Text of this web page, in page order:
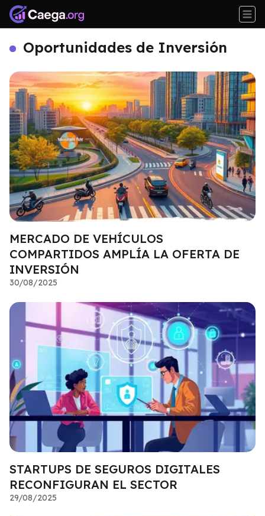
Oportunidades de Inversión
MERCADO DE VEHÍCULOS
COMPARTIDOS AMPLÍA LA OFERTA DE
INVERSIÓN
30/08/2025
STARTUPS DE SEGUROS DIGITALES
RECONFIGURAN EL SECTOR
29/08/2025